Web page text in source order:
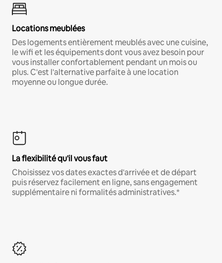
Locations meublées
Des logements entièrement meublés avec une cuisine,
le wifi et les équipements dont vous avez besoin pour
vous installer confortablement pendant un mois ou
plus. C'est l'alternative parfaite à une location
moyenne ou longue durée.
La flexibilité qu'il vous faut
Choisissez vos dates exactes d'arrivée et de départ
puis réservez facilement en ligne, sans engagement
supplémentaire ni formalités administratives.*